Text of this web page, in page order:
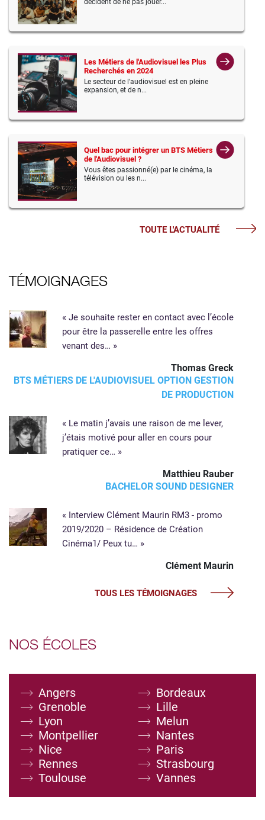
décident de ne pas jouer...
Les Métiers de l'Audiovisuel les Plus
Recherchés en 2024
Le secteur de l'audiovisuel est en pleine
expansion, et de n...
Quel bac pour intégrer un BTS Métiers
de l'Audiovisuel ?
Vous êtes passionné(e) par le cinéma, la
télévision ou les n...
TOUTE L'ACTUALITÉ
TÉMOIGNAGES
« Je souhaite rester en contact avec l’école
pour être la passerelle entre les offres
venant des… »
Thomas Greck
BTS MÉTIERS DE L'AUDIOVISUEL OPTION GESTION
DE PRODUCTION
« Le matin j’avais une raison de me lever,
j’étais motivé pour aller en cours pour
pratiquer ce… »
Matthieu Rauber
BACHELOR SOUND DESIGNER
« Interview Clément Maurin RM3 - promo
2019/2020 – Résidence de Création
Cinéma​ 1/ Peux tu… »
Clément Maurin
TOUS LES TÉMOIGNAGES
NOS ÉCOLES
Angers
Bordeaux
Grenoble
Lille
Lyon
Melun
Montpellier
Nantes
Nice
Paris
Rennes
Strasbourg
Toulouse
Vannes